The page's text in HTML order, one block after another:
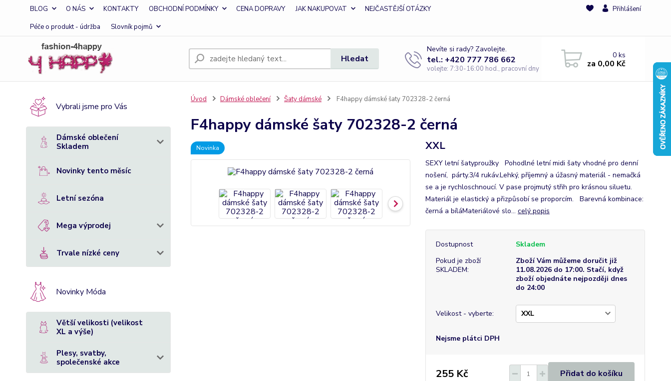
BLOG O NÁS KONTAKTY OBCHODNÍ PODMÍNKY CENA DOPRAVY JAK NAKUPOVAT
NEJČASTĚJŠÍ OTÁZKY
Péče o produkt - údržba
Slovník pojmů
Přihlášení
Hledat
Nevíte si rady? Zavolejte.
tel.: +420 777 786 662
volejte: 7:30-16:00 hod., pracovní dny
0ks
za 0,00 Kč
Vybrali jsme pro Vás
Dámské oblečení
Skladem
Novinky tento měsíc
Letní sezóna
Mega výprodej
Trvale nízké ceny
Novinky Móda
Větší velikosti (velikost
XL a výše)
Plesy, svatby,
společenské akce
Úvod Dámské oblečení Šaty dámské F4happy dámské šaty 702328-2 černá
F4happy dámské šaty 702328-2 černá
Novinka XXL
SEXY letní šatyproužky Pohodlné letní midi šaty vhodné pro denní
nošení, párty.3/4 rukáv.Lehký, příjemný a úžasný materiál - nemačká
se a je rychloschnoucí. V pase projmutý střih pro krásnou siluetu.
Materiál je elastický a přizpůsobí se proporcím. Barevná kombinace:
černá a bíláMateriálové slo... celý popis
Dostupnost
Skladem
Pokud je zboží
SKLADEM:
Zboží Vám můžeme doručit již
11.08.2026 do 17:00. Stačí, když
zboží objednáte nejpozději dnes
do 24:00
Velikost - vyberte:
Nejsme plátci DPH
255 Kč Přidat do košíku